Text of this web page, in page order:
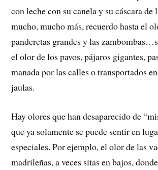
con leche con su canela y su cáscara
mucho, mucho más, recuerdo hasta el
panderetas grandes y las
el olor de los pavos, pájaros gigantes,
manada por las calles o transportados
jaulas.
Hay olores que han desaparecido de
que ya solamente se puede sentir en
especiales. Por ejemplo, el olor de las
madrileñas, a veces sitas en bajos,